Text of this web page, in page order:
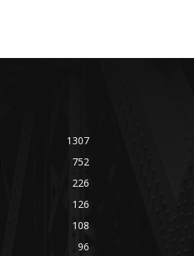
1307
752
226
126
108
96